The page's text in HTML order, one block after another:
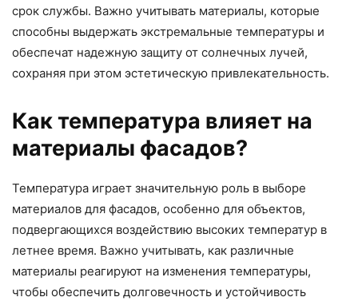
срок службы. Важно учитывать материалы, которые
способны выдержать экстремальные температуры и
обеспечат надежную защиту от солнечных лучей,
сохраняя при этом эстетическую привлекательность.
Как температура влияет на
материалы фасадов?
Температура играет значительную роль в выборе
материалов для фасадов, особенно для объектов,
подвергающихся воздействию высоких температур в
летнее время. Важно учитывать, как различные
материалы реагируют на изменения температуры,
чтобы обеспечить долговечность и устойчивость